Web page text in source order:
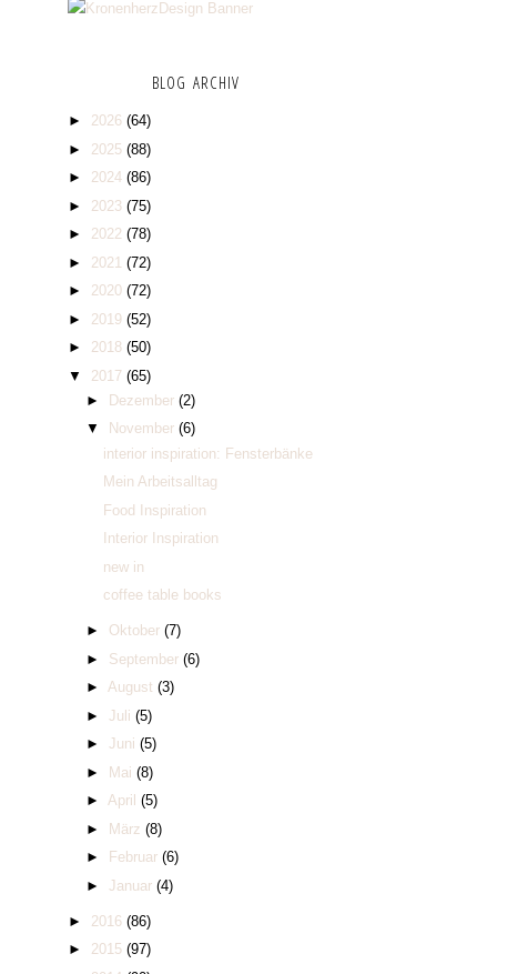
BLOG ARCHIV
► 2026 (64)
► 2025 (88)
► 2024 (86)
► 2023 (75)
► 2022 (78)
► 2021 (72)
► 2020 (72)
► 2019 (52)
► 2018 (50)
▼ 2017 (65)
►
Dezember (2)
▼
November (6)
interior inspiration: Fensterbänke
Mein Arbeitsalltag
Food Inspiration
Interior Inspiration
new in
coffee table books
► Oktober (7)
► September (6)
► August (3)
► Juli (5)
► Juni (5)
► Mai (8)
► April (5)
► März (8)
►
Februar (6)
► Januar (4)
► 2016 (86)
► 2015 (97)